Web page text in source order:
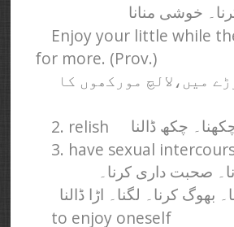
خوشی منانا
Enjoy your little while
for more. (Prov.)
میں،‌لالچ مورکھوں کا
2. relish چکھ ڈالنا
3. have sexual
صحبت داری کرنا۔
بھوگ کرنا۔ لگنا۔ اڑا ڈالنا
to enjoy oneself